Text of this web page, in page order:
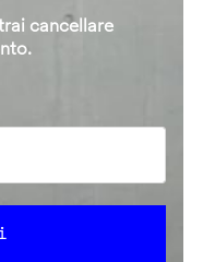
cancellare